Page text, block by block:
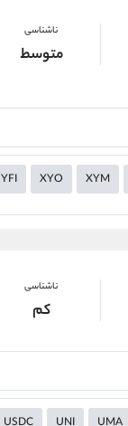
ناشناسی
متوسط
YFI XYO XYM
ناشناسی
کم